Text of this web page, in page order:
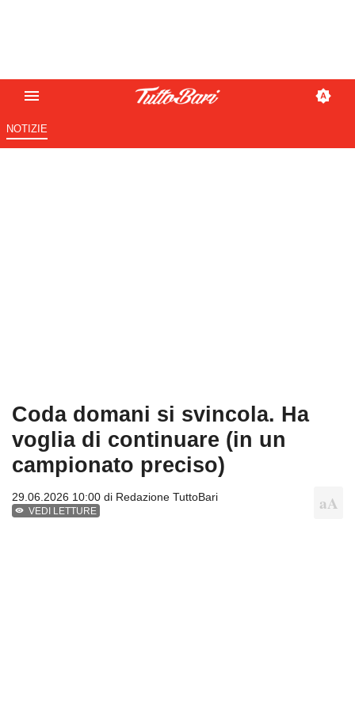
NOTIZIE
Coda domani si svincola. Ha
voglia di continuare (in un
campionato preciso)
29.06.2026 10:00 di Redazione TuttoBari
VEDI LETTURE